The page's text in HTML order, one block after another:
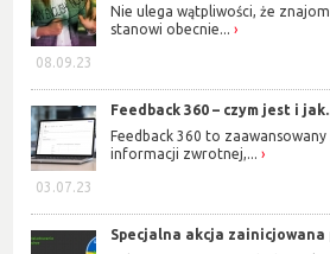
08.09.23
Nie ulega wątpliwości, że
stanowi obecnie...
03.07.23
Feedback 360 – czym jest i
Feedback 360 to
informacji zwrotnej,...
Specjalna akcja zainicjowana